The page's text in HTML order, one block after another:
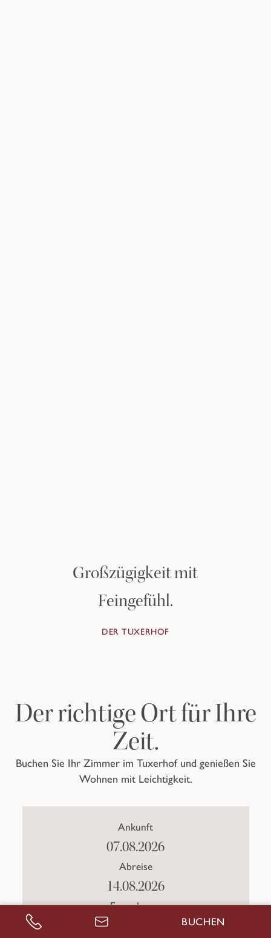
Großzügigkeit mit
Feingefühl.
DER TUXERHOF
Buchen Sie Ihr Zimmer im Tuxerhof und genießen Sie
Wohnen mit Leichtigkeit.
Der richtige Ort für Ihre
Zeit.
Ankunft
Abreise
Erwachsene
ANRUFEN
ANFRAGEN BUCHEN